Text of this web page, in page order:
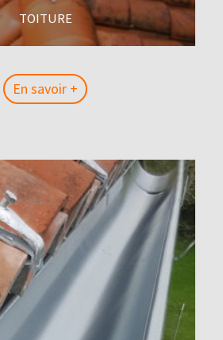
TOITURE
En savoir +